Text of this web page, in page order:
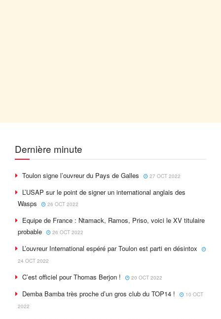
Dernière minute
Toulon signe l’ouvreur du Pays de Galles 27 OCT 2022
L’USAP sur le point de signer un international anglais des
Wasps
26 OCT 2022
Equipe de France : Ntamack, Ramos, Priso, voici le XV titulaire
probable
26 OCT 2022
L’ouvreur International espéré par Toulon est parti en désintox
24 OCT 2022
C’est officiel pour Thomas Berjon ! 20 OCT 2022
Demba Bamba très proche d’un gros club du TOP14 !
10 OCT
2022